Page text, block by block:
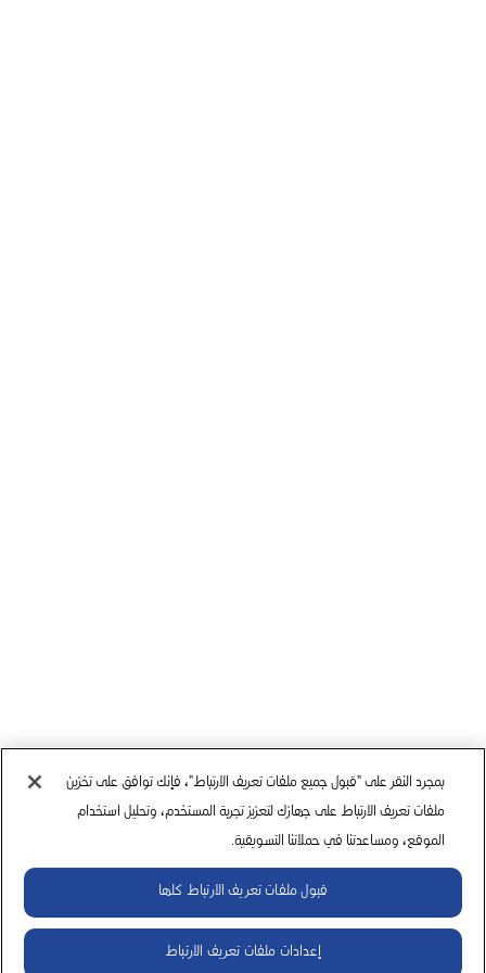
بمجرد النقر على "قبول جميع ملفات تعريف الارتباط"، فإنك توافق على تخزين
ملفات تعريف الارتباط على جهازك لتعزيز تجربة المستخدم، وتحليل استخدام
الموقع، ومساعدتنا في حملاتنا التسويقية.
إعدادات ملفات تعريف الارتباط
قبول ملفات تعريف الارتباط كلها